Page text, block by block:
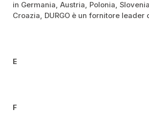
in Germania, Austria, Polonia,
Croazia, DURGO è un fornitore leader
E
F